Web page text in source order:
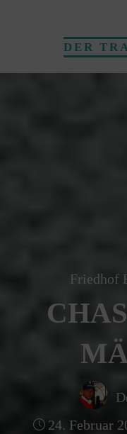
DER
Friedhof
24. Februar